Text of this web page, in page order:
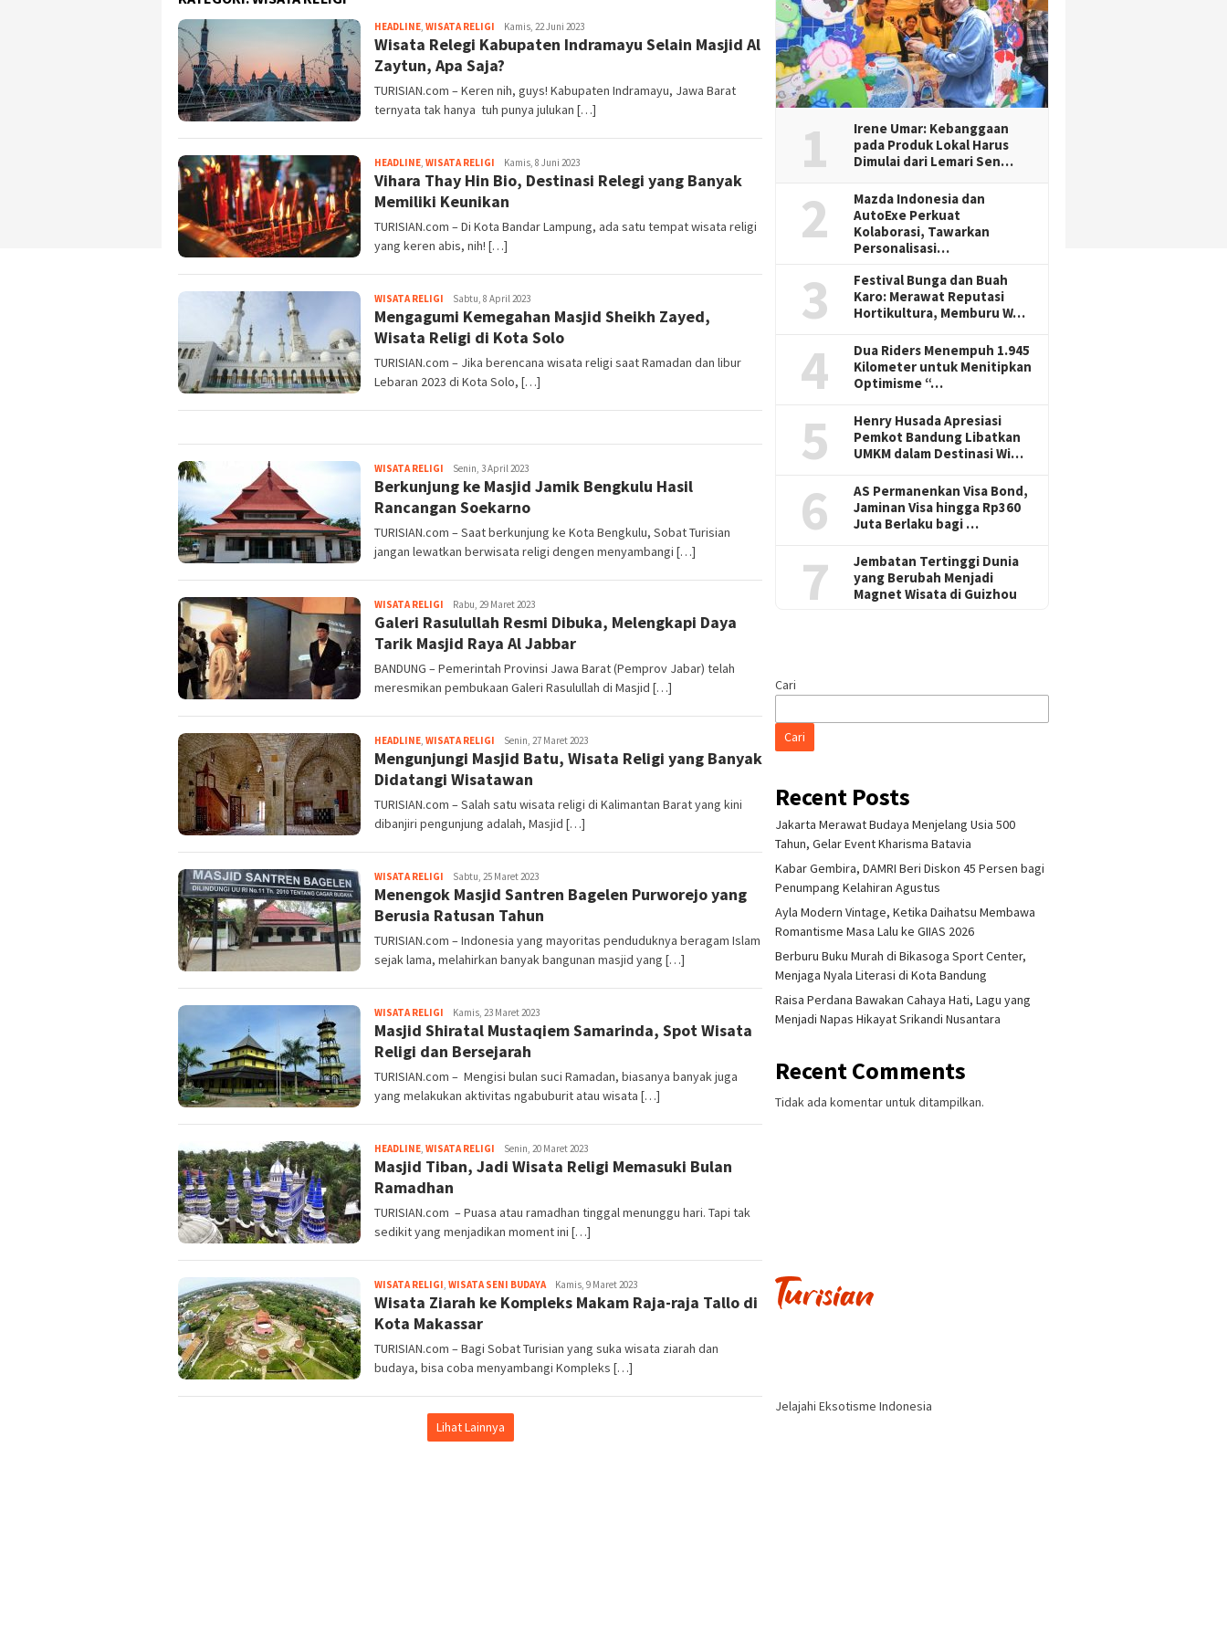
HEADLINE, WISATA RELIGI Tim
Redaksi
Kamis, 22 Juni 2023
Wisata Relegi Kabupaten Indramayu Selain Masjid Al
Zaytun, Apa Saja?
TURISIAN.com – Keren nih, guys! Kabupaten Indramayu, Jawa Barat
ternyata tak hanya tuh punya julukan […]
HEADLINE, WISATA RELIGI Tim
Redaksi
Kamis, 8 Juni 2023
Vihara Thay Hin Bio, Destinasi Relegi yang Banyak
Memiliki Keunikan
TURISIAN.com – Di Kota Bandar Lampung, ada satu tempat wisata religi
yang keren abis, nih! […]
WISATA RELIGI Iwan
Gunawan
Sabtu, 8 April 2023
Mengagumi Kemegahan Masjid Sheikh Zayed,
Wisata Religi di Kota Solo
TURISIAN.com – Jika berencana wisata religi saat Ramadan dan libur
Lebaran 2023 di Kota Solo, […]
WISATA RELIGI Iwan
Gunawan
Senin, 3 April 2023
Berkunjung ke Masjid Jamik Bengkulu Hasil
Rancangan Soekarno
TURISIAN.com – Saat berkunjung ke Kota Bengkulu, Sobat Turisian
jangan lewatkan berwisata religi dengen menyambangi […]
WISATA RELIGI Iwan
Gunawan
Rabu, 29 Maret 2023
Galeri Rasulullah Resmi Dibuka, Melengkapi Daya
Tarik Masjid Raya Al Jabbar
BANDUNG – Pemerintah Provinsi Jawa Barat (Pemprov Jabar) telah
meresmikan pembukaan Galeri Rasulullah di Masjid […]
HEADLINE, WISATA RELIGI Tim
Redaksi
Senin, 27 Maret 2023
Mengunjungi Masjid Batu, Wisata Religi yang Banyak
Didatangi Wisatawan
TURISIAN.com – Salah satu wisata religi di Kalimantan Barat yang kini
dibanjiri pengunjung adalah, Masjid […]
WISATA RELIGI Iwan
Gunawan
Sabtu, 25 Maret 2023
Menengok Masjid Santren Bagelen Purworejo yang
Berusia Ratusan Tahun
TURISIAN.com – Indonesia yang mayoritas penduduknya beragam Islam
sejak lama, melahirkan banyak bangunan masjid yang […]
WISATA RELIGI Iwan
Gunawan
Kamis, 23 Maret 2023
Masjid Shiratal Mustaqiem Samarinda, Spot Wisata
Religi dan Bersejarah
TURISIAN.com – Mengisi bulan suci Ramadan, biasanya banyak juga
yang melakukan aktivitas ngabuburit atau wisata […]
HEADLINE, WISATA RELIGI Tim
Redaksi
Senin, 20 Maret 2023
Masjid Tiban, Jadi Wisata Religi Memasuki Bulan
Ramadhan
TURISIAN.com – Puasa atau ramadhan tinggal menunggu hari. Tapi tak
sedikit yang menjadikan moment ini […]
WISATA RELIGI, WISATA SENI BUDAYAIwan
Gunawan
Kamis, 9 Maret 2023
Wisata Ziarah ke Kompleks Makam Raja-raja Tallo di
Kota Makassar
TURISIAN.com – Bagi Sobat Turisian yang suka wisata ziarah dan
budaya, bisa coba menyambangi Kompleks […]
Lihat Lainnya
1
Irene Umar: Kebanggaan
pada Produk Lokal Harus
Dimulai dari Lemari Sen…
2
Mazda Indonesia dan
AutoExe Perkuat
Kolaborasi, Tawarkan
Personalisasi…
3
Festival Bunga dan Buah
Karo: Merawat Reputasi
Hortikultura, Memburu W…
4
Dua Riders Menempuh 1.945
Kilometer untuk Menitipkan
Optimisme “…
5
Henry Husada Apresiasi
Pemkot Bandung Libatkan
UMKM dalam Destinasi Wi…
6
AS Permanenkan Visa Bond,
Jaminan Visa hingga Rp360
Juta Berlaku bagi …
7
Jembatan Tertinggi Dunia
yang Berubah Menjadi
Magnet Wisata di Guizhou
Cari
Cari
Recent Posts
Jakarta Merawat Budaya Menjelang Usia 500
Tahun, Gelar Event Kharisma Batavia
Kabar Gembira, DAMRI Beri Diskon 45 Persen bagi
Penumpang Kelahiran Agustus
Ayla Modern Vintage, Ketika Daihatsu Membawa
Romantisme Masa Lalu ke GIIAS 2026
Berburu Buku Murah di Bikasoga Sport Center,
Menjaga Nyala Literasi di Kota Bandung
Raisa Perdana Bawakan Cahaya Hati, Lagu yang
Menjadi Napas Hikayat Srikandi Nusantara
Recent Comments
Tidak ada komentar untuk ditampilkan.
Jelajahi Eksotisme Indonesia